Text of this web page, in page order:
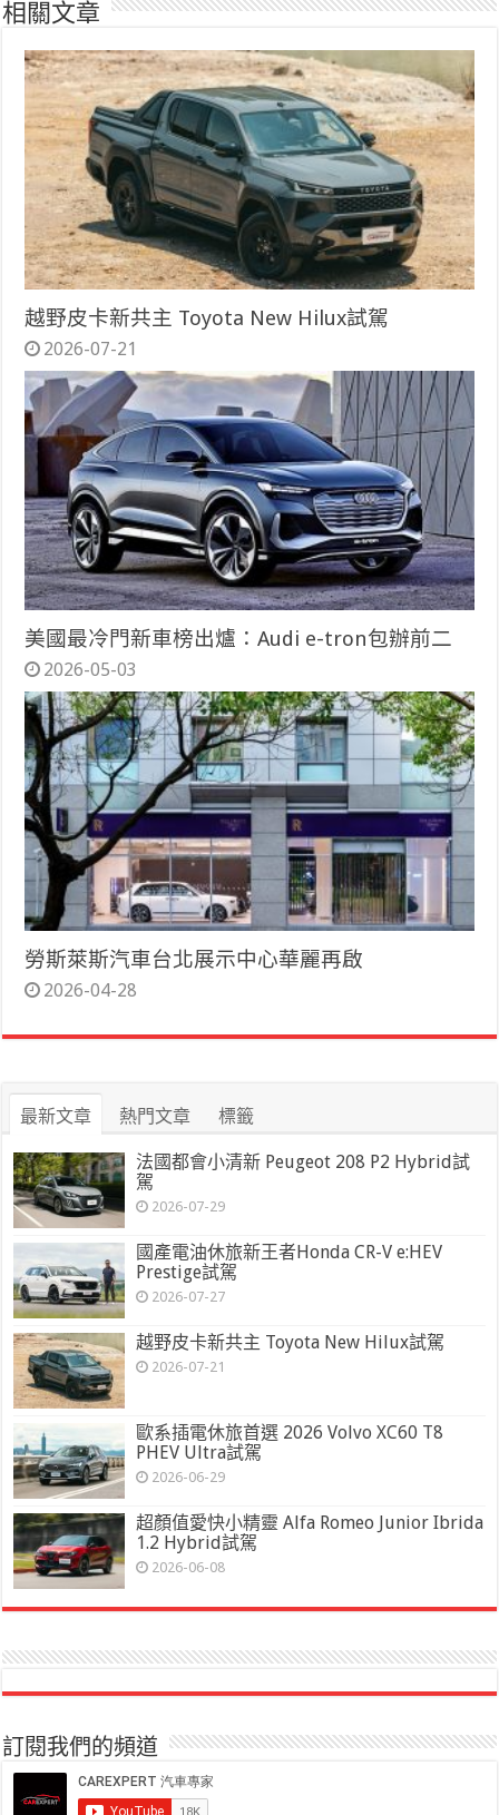
相關文章
越野皮卡新共主 Toyota New Hilux試駕
2026-07-21
美國最冷門新車榜出爐：Audi e-tron包辦前二
2026-05-03
勞斯萊斯汽車台北展示中心華麗再啟
2026-04-28
最新文章 熱門文章 標籤
法國都會小清新 Peugeot 208 P2 Hybrid試
駕
2026-07-29
國產電油休旅新王者Honda CR-V e:HEV
Prestige試駕
2026-07-27
越野皮卡新共主 Toyota New Hilux試駕
2026-07-21
歐系插電休旅首選 2026 Volvo XC60 T8
PHEV Ultra試駕
2026-06-29
超顏值愛快小精靈 Alfa Romeo Junior Ibrida
1.2 Hybrid試駕
2026-06-08
訂閱我們的頻道